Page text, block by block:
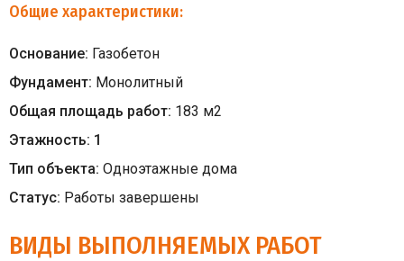
Общие характеристики:
Основание: Газобетон
Фундамент: Монолитный
Общая площадь работ: 183 м2
Этажность: 1
Тип объекта: Одноэтажные дома
Статус: Работы завершены
ВИДЫ ВЫПОЛНЯЕМЫХ РАБОТ